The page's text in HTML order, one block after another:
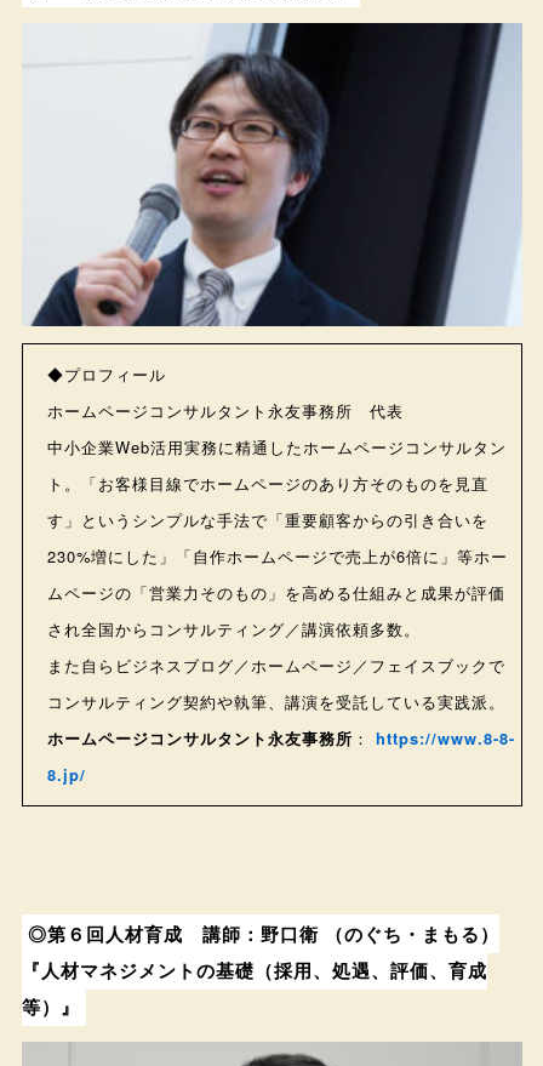
◆プロフィール
ホームページコンサルタント永友事務所 代表
中小企業Web活用実務に精通したホームページコンサルタン
ト。「お客様目線でホームページのあり方そのものを見直
す」というシンプルな手法で「重要顧客からの引き合いを
230%増にした」「自作ホームページで売上が6倍に」等ホー
ムページの「営業力そのもの」を高める仕組みと成果が評価
され全国からコンサルティング／講演依頼多数。
また自らビジネスブログ／ホームページ／フェイスブックで
コンサルティング契約や執筆、講演を受託している実践派。
ホームページコンサルタント永友事務所 ： https://www.8-8-
8.jp/
◎第６回人材育成 講師：野口衛 （のぐち・まもる）
『人材マネジメントの基礎（採用、処遇、評価、育成
等）』